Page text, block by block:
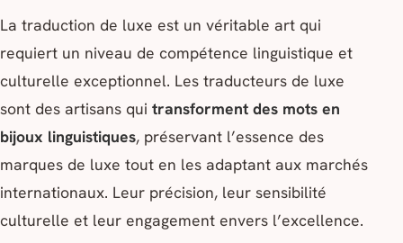
La traduction de luxe est un véritable art qui
requiert un niveau de compétence linguistique et
culturelle exceptionnel. Les traducteurs de luxe
sont des artisans qui transforment des mots en
bijoux linguistiques, préservant l’essence des
marques de luxe tout en les adaptant aux marchés
internationaux. Leur précision, leur sensibilité
culturelle et leur engagement envers l’excellence.